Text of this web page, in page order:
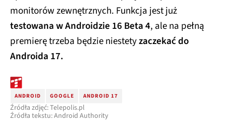
monitorów zewnętrznych. Funkcja jest już
testowana w Androidzie 16 Beta 4, ale na pełną
premierę trzeba będzie niestetyzaczekać do
Androida 17.
ANDROID GOOGLE ANDROID 17
Źródła zdjęć: Telepolis.pl
Źródła tekstu: Android Authority